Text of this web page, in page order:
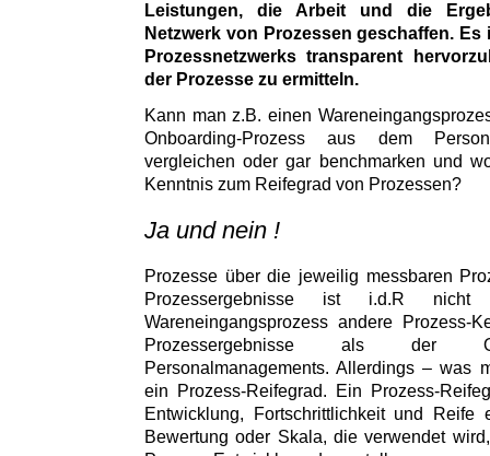
Leistungen, die Arbeit und die
Netzwerk von Prozessen geschaffen.
Prozessnetzwerks transparent
der Prozesse zu ermitteln.
Kann man z.B. einen
Onboarding-Prozess aus dem
vergleichen oder gar benchmarken und
Kenntnis zum Reifegrad von Prozessen?
Ja und nein !
Prozesse über die jeweilig messbaren
Prozessergebnisse ist i.d.R
Wareneingangsprozess andere Prozess-
Prozessergebnisse als der
Personalmanagements. Allerdings – was
ein Prozess-Reifegrad. Ein Prozess-
Entwicklung, Fortschrittlichkeit und
Bewertung oder Skala, die verwendet